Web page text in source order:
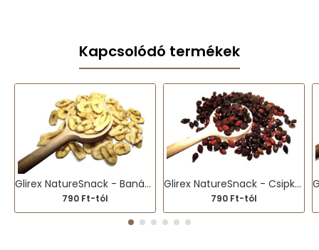
Kapcsolódó termékek
Glirex NatureSnack - Banánchips
790 Ft-tól
Glirex NatureSnack - Csipkebogyó
790 Ft-tól